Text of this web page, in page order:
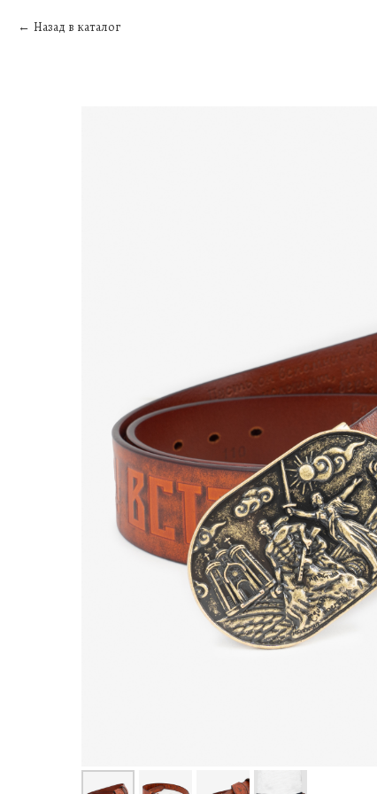
Назад в каталог